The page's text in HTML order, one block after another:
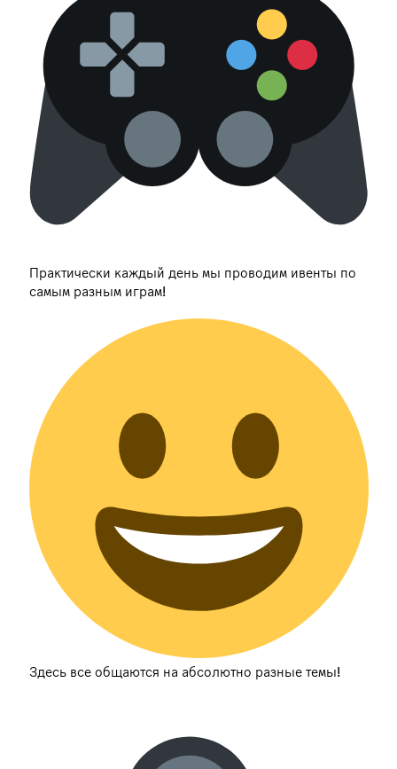
Практически каждый день мы проводим ивенты по
самым разным играм!
Здесь все общаются на абсолютно разные темы!